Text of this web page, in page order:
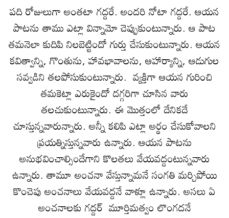
పది రోజులుగా అంతటా గద్దరే. అందరి నోటా గద్దరే. ఆయన
పాటను తాము ఎట్లా విన్నామో చెప్పుకుంటున్నారు. ఆ పాట
తమనెలా కుదిపి నిలబెట్టిందో గుర్తు చేసుకుంటున్నారు. ఆయన
కవిత్వాన్ని, గొంతును, హావభావాలను, ఆహార్యాన్ని, ఆడుగుల
సవ్వడిని తలపోసుకుంటున్నారు. వ్యక్తిగా ఆయన గురించి
తమకెట్లా ఎరుకైందో దగ్గరిగా చూసిన వారు
తలచుకుంటున్నారు. ఈ మొత్తంలో దేనికదే
చూస్తున్నవారున్నారు. అన్నీ కలిపి ఎట్లా అర్థం చేసుకోవాలని
ప్రయత్నిస్తున్నవారు ఉన్నారు. ఆయన పాటను
అనుభవించాల్సిందేగాని కొలతలు వేయవద్దంటున్నవారు
ఉన్నారు. తామూ అంచనా వేస్తున్నామనే సంగతి మర్చిపోయి
కొంచెపు అంచనాలు వేయవద్దనే వాళ్లూ ఉన్నారు. అసలు ఏ
అంచనాలకు గద్దర్‌ మూర్తిమత్వం లొంగదనే